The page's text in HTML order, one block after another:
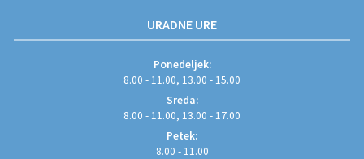
URADNE URE
Ponedeljek:
8.00 - 11.00, 13.00 - 15.00
Sreda:
8.00 - 11.00, 13.00 - 17.00
Petek:
8.00 - 11.00